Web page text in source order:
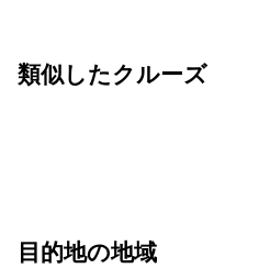
類似したクルーズ
目的地の地域